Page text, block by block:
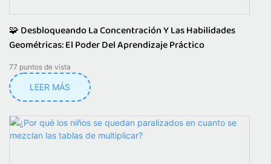
🧩 Desbloqueando La Concentración Y Las Habilidades
Geométricas: El Poder Del Aprendizaje Práctico
77 puntos de vista
LEER MÁS